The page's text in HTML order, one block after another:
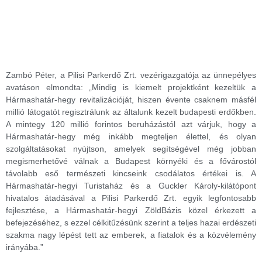
Zambó Péter, a Pilisi Parkerdő Zrt. vezérigazgatója az ünnepélyes
avatáson elmondta: „Mindig is kiemelt projektként kezeltük a
Hármashatár-hegy revitalizációját, hiszen évente csaknem másfél
millió látogatót regisztrálunk az általunk kezelt budapesti erdőkben.
A mintegy 120 millió forintos beruházástól azt várjuk, hogy a
Hármashatár-hegy még inkább megteljen élettel, és olyan
szolgáltatásokat nyújtson, amelyek segítségével még jobban
megismerhetővé válnak a Budapest környéki és a fővárostól
távolabb eső természeti kincseink csodálatos értékei is. A
Hármashatár-hegyi Turistaház és a Guckler Károly-kilátópont
hivatalos átadásával a Pilisi Parkerdő Zrt. egyik legfontosabb
fejlesztése, a Hármashatár-hegyi ZöldBázis közel érkezett a
befejezéséhez, s ezzel célkitűzésünk szerint a teljes hazai erdészeti
szakma nagy lépést tett az emberek, a fiatalok és a közvélemény
irányába.”